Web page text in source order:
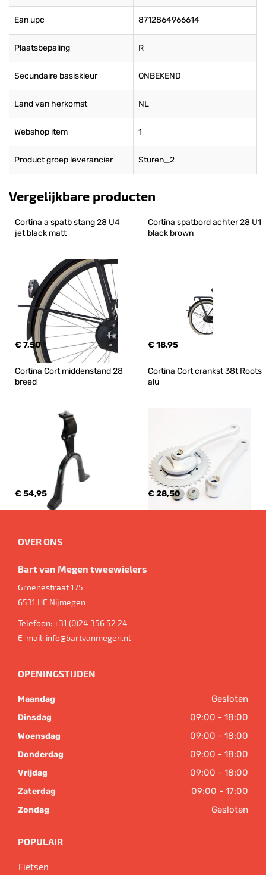
Ean upc 8712864966614
Plaatsbepaling R
Secundaire basiskleur ONBEKEND
Land van herkomst NL
Webshop item 1
Product groep leverancier Sturen_2
Vergelijkbare producten
Cortina a spatb stang 28 U4
jet black matt
€ 7,50
Cortina spatbord achter 28 U1
black brown
€ 18,95
Cortina Cort middenstand 28
breed
€ 54,95
Cortina Cort crankst 38t Roots
alu
€ 28,50
OVER ONS
Bart van Megen tweewielers
Groenestraat 175
6531 HE Nijmegen
Telefoon:+31 (0)24 356 52 24
E-mail: info@bartvanmegen.nl
OPENINGSTIJDEN
Maandag Gesloten
Dinsdag 09:00 - 18:00
Woensdag 09:00 - 18:00
Donderdag 09:00 - 18:00
Vrijdag 09:00 - 18:00
Zaterdag 09:00 - 17:00
Zondag Gesloten
POPULAIR
Fietsen